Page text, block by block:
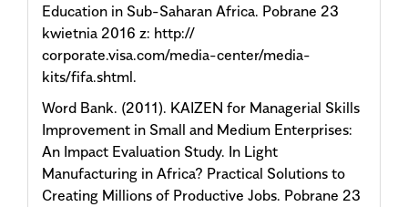
Education in Sub-Saharan Africa. Pobrane 23
kwietnia 2016 z: http://
corporate.visa.com/media-center/media-
kits/fifa.shtml.
Word Bank. (2011). KAIZEN for Managerial Skills
Improvement in Small and Medium Enterprises:
An Impact Evaluation Study. In Light
Manufacturing in Africa? Practical Solutions to
Creating Millions of Productive Jobs. Pobrane 23